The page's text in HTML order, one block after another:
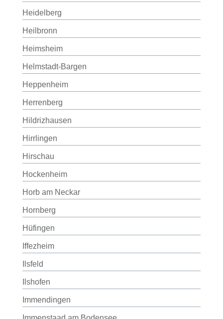
Heidelberg
Heilbronn
Heimsheim
Helmstadt-Bargen
Heppenheim
Herrenberg
Hildrizhausen
Hirrlingen
Hirschau
Hockenheim
Horb am Neckar
Hornberg
Hüfingen
Iffezheim
Ilsfeld
Ilshofen
Immendingen